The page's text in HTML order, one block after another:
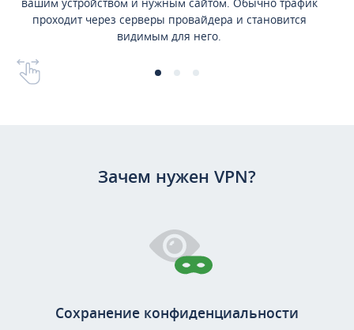
вашим устройством и нужным сайтом. Обычно трафик
проходит через серверы провайдера и становится
видимым для него.
Зачем нужен VPN?
Сохранение конфиденциальности